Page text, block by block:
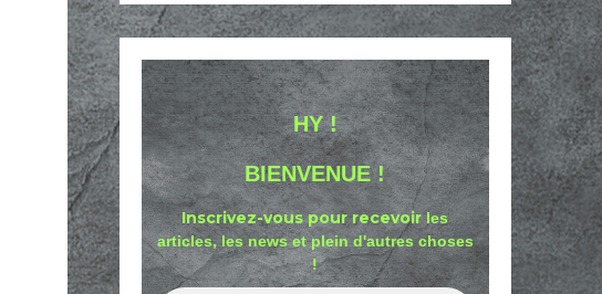
HY !
BIENVENUE !
Inscrivez-vous pour recevoirles
articles, les news et plein d'autres choses
!